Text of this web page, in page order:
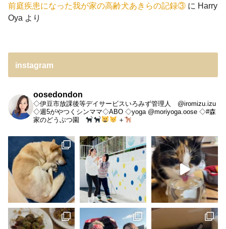
前庭疾患になった我が家の高齢犬あきらの記録③ に Harry
Oya より
instagram
oosedondon
◇伊豆市放課後等デイサービスいろみず管理人 @iromizu.izu
◇週5がやつくシンママ◇ABO ◇yoga @moriyoga.oose ◇#森
家のどうぶつ園
＋